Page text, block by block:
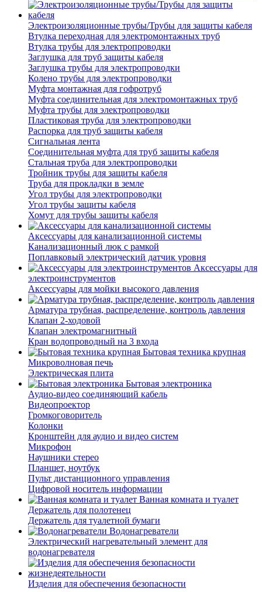
Электроизоляционные трубы/Трубы для защиты кабеля
Втулка переходная для электромонтажных труб
Втулка трубы для электропроводки
Заглушка для труб защиты кабеля
Заглушка трубы для электропроводки
Колено трубы для электропроводки
Муфта монтажная для гофротруб
Муфта соединительная для электромонтажных труб
Муфта трубы для электропроводки
Пластиковая труба для электропроводки
Распорка для труб защиты кабеля
Сигнальная лента
Соединительная муфта для труб защиты кабеля
Стальная труба для электропроводки
Тройник трубы для защиты кабеля
Труба для прокладки в земле
Угол трубы для электропроводки
Угол трубы защиты кабеля
Хомут для трубы защиты кабеля
Аксессуары для канализационной системы
Канализационный люк с рамкой
Поплавковый электрический датчик уровня
Аксессуары для
электроинструментов
Аксессуары для мойки высокого давления
Арматура трубная, распределение, контроль давления
Клапан 2-ходовой
Клапан электромагнитный
Кран водопроводный на 3 входа
Бытовая техника крупная
Микроволновая печь
Электрическая плита
Бытовая электроника
Аудио-видео соединяющий кабель
Видеопроектор
Громкоговоритель
Колонки
Кронштейн для аудио и видео систем
Микрофон
Наушники стерео
Планшет, ноутбук
Пульт дистанционного управления
Цифровой носитель информации
Ванная комната и туалет
Держатель для полотенец
Держатель для туалетной бумаги
Водонагреватели
Электрический нагревательный элемент для
водонагревателя
Изделия для обеспечения безопасности